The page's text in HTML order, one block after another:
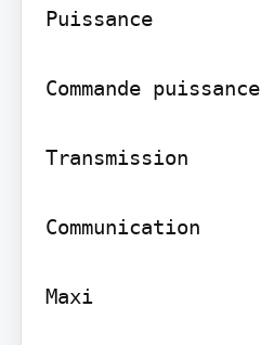
Puissance
Commande puissance
Transmission
Communication
Maxi